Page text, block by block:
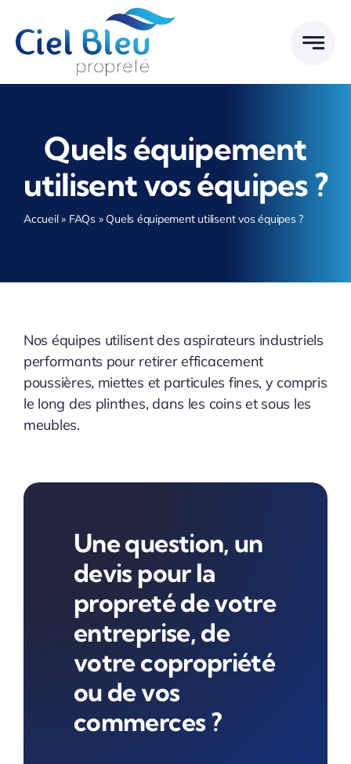
contenu
Quels équipement
utilisent vos équipes ?
Accueil» FAQs»Quels équipement utilisent vos équipes ?
Nos équipes utilisent des aspirateurs industriels
performants pour retirer efficacement
poussières, miettes et particules fines, y compris
le long des plinthes, dans les coins et sous les
meubles.
Une question, un
devis pour la
propreté de votre
entreprise, de
votre copropriété
ou de vos
commerces ?